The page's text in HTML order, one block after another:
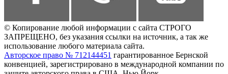
© Копирование любой информации с сайта СТРОГО
ЗАПРЕЩЕНО, без указания ссылки на источник, а так же
использование любого материала сайта.
Авторское право № 712144451 гарантированное Бернской
конвенцией, зарегистрировано в международной компании по